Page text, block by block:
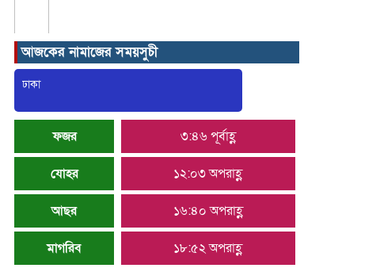
আজকের নামাজের সময়সুচী
ফজর
যোহর
আছর
মাগরিব
৩:৪৬ পূর্বাহ্ণ
১২:০৩ অপরাহ্ণ
১৬:৪০ অপরাহ্ণ
১৮:৫২ অপরাহ্ণ